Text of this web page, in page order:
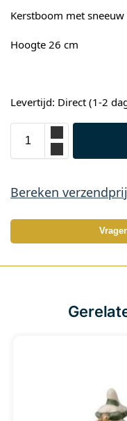
Kerstboom met sneeuw
Hoogte 26 cm
Levertijd: Direct (1-2
Bereken